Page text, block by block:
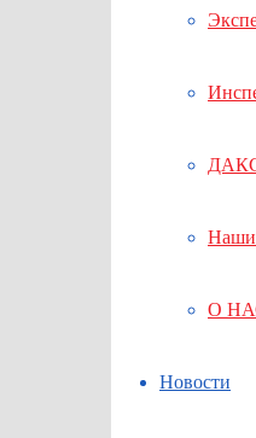
ДАКС
Наши
О
Новости